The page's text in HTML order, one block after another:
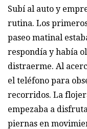
Subí al auto y
rutina. Los
paseo matinal
respondía y había
distraerme. Al
el teléfono para
recorridos. La
empezaba a
piernas en